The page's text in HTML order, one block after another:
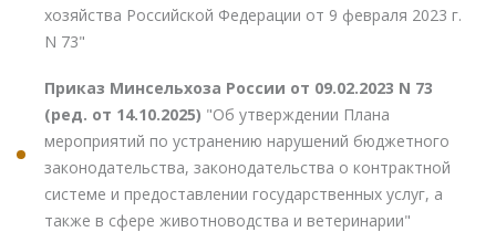
хозяйства Российской Федерации от 9 февраля 2023 г.
N 73"
Приказ Минсельхоза России от 09.02.2023 N 73
(ред. от 14.10.2025) "Об утверждении Плана
мероприятий по устранению нарушений бюджетного
законодательства, законодательства о контрактной
системе и предоставлении государственных услуг, а
также в сфере животноводства и ветеринарии"